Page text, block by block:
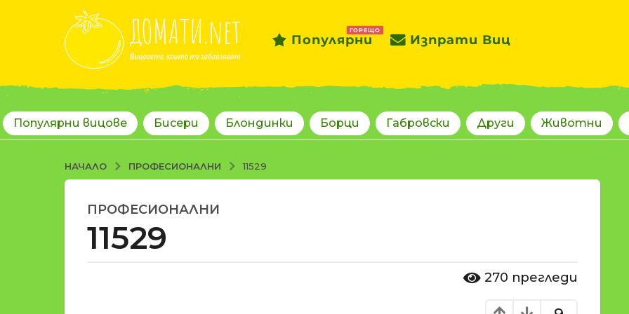
Популярни
ГОРЕЩО
Изпрати Виц
Популярни вицове Бисери Блондинки Борци Габровски Други Животни
НАЧАЛО ПРОФЕСИОНАЛНИ 11529
1
8
ПРОФЕСИОНАЛНИ
11529
270 прегледи